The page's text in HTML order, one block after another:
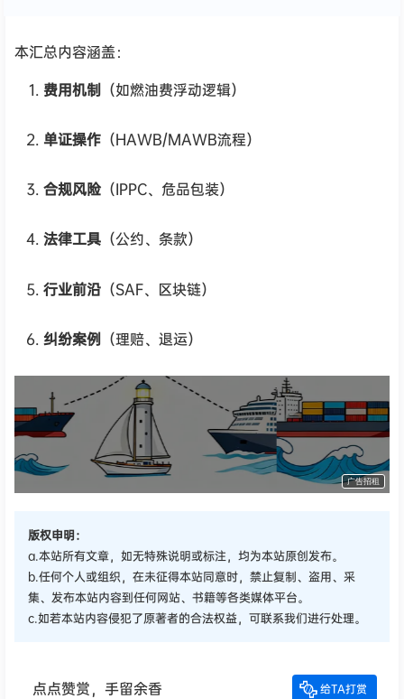
本汇总内容涵盖：
费用机制 （如燃油费浮动逻辑）
单证操作 （HAWB/MAWB流程）
合规风险 （IPPC、危品包装）
法律工具 （公约、条款）
行业前沿 （SAF、区块链）
纠纷案例 （理赔、退运）
货代QA社·让货代之路更简单！
广告招租
版权申明：
a.本站所有文章，如无特殊说明或标注，均为本站原创发布。
b.任何个人或组织，在未征得本站同意时，禁止复制、盗用、采
集、发布本站内容到任何网站、书籍等各类媒体平台。
c.如若本站内容侵犯了原著者的合法权益，可联系我们进行处理。
点点赞赏，手留余香 给TA打赏